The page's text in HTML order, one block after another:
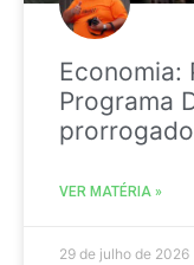
Economia:
Programa
prorrogado
VER MATÉRIA »
29 de julho de 2026